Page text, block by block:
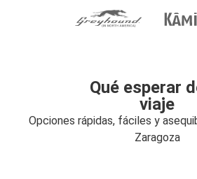
Qué esperar
viaje
Opciones rápidas, fáciles y
Zaragoza